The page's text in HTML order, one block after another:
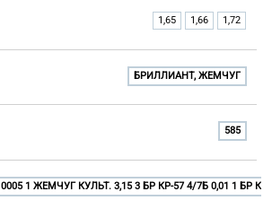
1,65 1,66 1,72
БРИЛЛИАНТ, ЖЕМЧУГ
585
0005 1 ЖЕМЧУГ КУЛЬТ. 3,15 3 БР КР-57 4/7Б 0,01 1 БР КР-